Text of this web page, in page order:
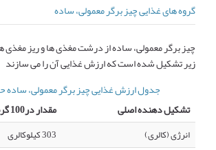
گروه های غذایی چیز برگر معمولی، ساده
چیز برگر معمولی، ساده از درشت مغذی ها و ریز مغذی
زیر تشکیل شده است که ارزش غذایی آن را می سازند
جدول ارزش غذایی چیز برگر معمولی، ساده
تشکیل دهنده اصلی
مقدار در100 گرم
انرژی (کالری)
303 کیلوکالری